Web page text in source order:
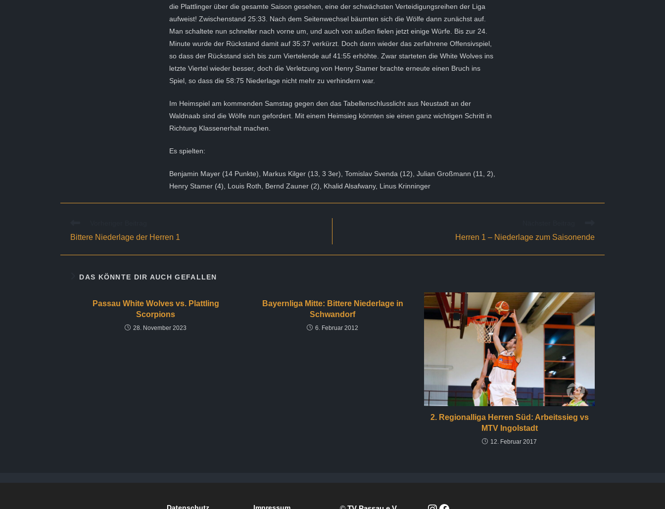
die Plattlinger über die gesamte Saison gesehen, eine der schwächsten Verteidigungsreihen der Liga
aufweist! Zwischenstand 25:33. Nach dem Seitenwechsel bäumten sich die Wölfe dann zunächst auf.
Man schaltete nun schneller nach vorne um, und auch von außen fielen jetzt einige Würfe. Bis zur 24.
Minute wurde der Rückstand damit auf 35:37 verkürzt. Doch dann wieder das zerfahrene Offensivspiel,
so dass der Rückstand sich bis zum Viertelende auf 41:55 erhöhte. Zwar starteten die White Wolves ins
letzte Viertel wieder besser, doch die Verletzung von Henry Stamer brachte erneute einen Bruch ins
Spiel, so dass die 58:75 Niederlage nicht mehr zu verhindern war.
Im Heimspiel am kommenden Samstag gegen den das Tabellenschlusslicht aus Neustadt an der
Waldnaab sind die Wölfe nun gefordert. Mit einem Heimsieg könnten sie einen ganz wichtigen Schritt in
Richtung Klassenerhalt machen.
Es spielten:
Benjamin Mayer (14 Punkte), Markus Kilger (13, 3 3er), Tomislav Svenda (12), Julian Großmann (11, 2),
Henry Stamer (4), Louis Roth, Bernd Zauner (2), Khalid Alsafwany, Linus Krinninger
ansehen
Bittere Niederlage der Herren 1 Herren 1 – Niederlage zum Saisonende
DAS KÖNNTE DIR AUCH GEFALLEN
Passau White Wolves vs. Plattling
Scorpions
28. November 2023
Bayernliga Mitte: Bittere Niederlage in
Schwandorf
6. Februar 2012
2. Regionalliga Herren Süd: Arbeitssieg vs
MTV Ingolstadt
12. Februar 2017